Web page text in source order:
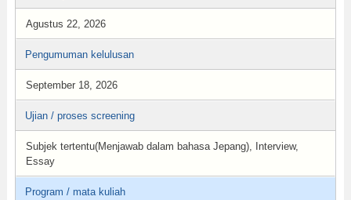
Agustus 22, 2026
Pengumuman kelulusan
September 18, 2026
Ujian / proses screening
Subjek tertentu(Menjawab dalam bahasa Jepang), Interview,
Essay
Program / mata kuliah